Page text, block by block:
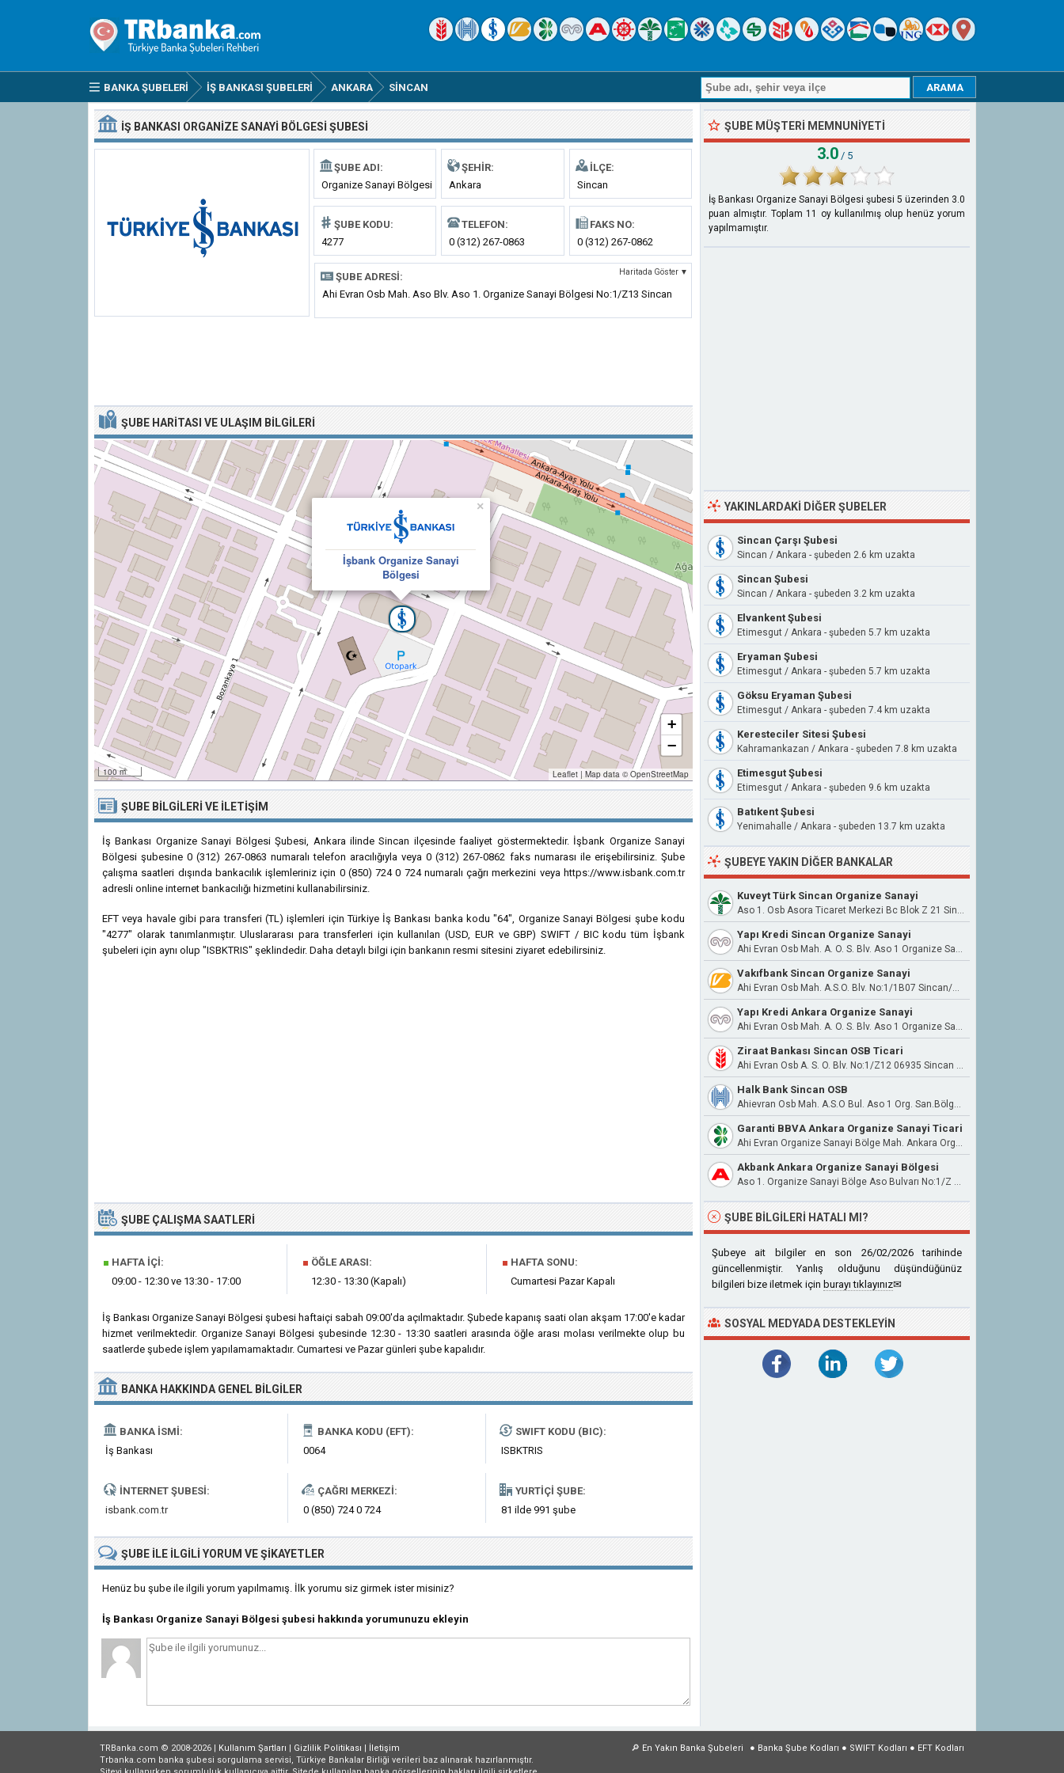
BANKA ŞUBELERI İŞ BANKASI ŞUBELERI ANKARA SINCAN
İŞ BANKASI ORGANIZE SANAYI BÖLGESI ŞUBESI
ŞUBE ADI:
Organize Sanayi Bölgesi
ŞEHIR:
Ankara
İLÇE:
Sincan
ŞUBE KODU:
4277
TELEFON:
0 (312) 267-0863
FAKS NO:
0 (312) 267-0862
ŞUBE ADRESI: Haritada Göster ▼
Ahi Evran Osb Mah. Aso Blv. Aso 1. Organize Sanayi Bölgesi No:1/Z13 Sincan
ŞUBE HARITASI VE ULAŞIM BILGILERI
İşbank Organize Sanayi
Bölgesi
×
100 m
+
−
Leaflet | Map data © OpenStreetMap
ŞUBE BILGILERI VE İLETIŞIM
İş Bankası Organize Sanayi Bölgesi Şubesi, Ankara ilinde Sincan ilçesinde faaliyet göstermektedir. İşbank Organize Sanayi
Bölgesi şubesine 0 (312) 267-0863 numaralı telefon aracılığıyla veya 0 (312) 267-0862 faks numarası ile erişebilirsiniz. Şube
çalışma saatleri dışında bankacılık işlemleriniz için 0 (850) 724 0 724 numaralı çağrı merkezini veya https://www.isbank.com.tr
adresli online internet bankacılığı hizmetini kullanabilirsiniz.
EFT veya havale gibi para transferi (TL) işlemleri için Türkiye İş Bankası banka kodu "64", Organize Sanayi Bölgesi şube kodu
"4277" olarak tanımlanmıştır. Uluslararası para transferleri için kullanılan (USD, EUR ve GBP) SWIFT / BIC kodu tüm İşbank
şubeleri için aynı olup "ISBKTRIS" şeklindedir. Daha detaylı bilgi için bankanın resmi sitesini ziyaret edebilirsiniz.
ŞUBE ÇALIŞMA SAATLERI
■ HAFTA İÇI:
09:00 - 12:30 ve 13:30 - 17:00
■ ÖĞLE ARASI:
12:30 - 13:30 (Kapalı)
■ HAFTA SONU:
Cumartesi Pazar Kapalı
İş Bankası Organize Sanayi Bölgesi şubesi haftaiçi sabah 09:00'da açılmaktadır. Şubede kapanış saati olan akşam 17:00'e kadar
hizmet verilmektedir. Organize Sanayi Bölgesi şubesinde 12:30 - 13:30 saatleri arasında öğle arası molası verilmekte olup bu
saatlerde şubede işlem yapılamamaktadır. Cumartesi ve Pazar günleri şube kapalıdır.
BANKA HAKKINDA GENEL BILGILER
BANKA İSMI:
İş Bankası
BANKA KODU (EFT):
0064
SWIFT KODU (BIC):
ISBKTRIS
İNTERNET ŞUBESI:
isbank.com.tr
ÇAĞRI MERKEZI:
0 (850) 724 0 724
YURTIÇI ŞUBE:
81 ilde 991 şube
ŞUBE ILE İLGILIYORUM VE ŞIKAYETLER
Henüz bu şube ile ilgili yorum yapılmamış. İlk yorumu siz girmek ister misiniz?
İş Bankası Organize Sanayi Bölgesi şubesi hakkında yorumunuzu ekleyin
ŞUBE MÜŞTERI MEMNUNIYETI
3.0 / 5
İş Bankası Organize Sanayi Bölgesi şubesi 5 üzerinden 3.0
puan almıştır. Toplam 11
oy kullanılmış olup henüz yorum
yapılmamıştır.
YAKINLARDAKI DIĞER ŞUBELER
Sincan Çarşı Şubesi
Sincan / Ankara - şubeden 2.6 km uzakta
Sincan Şubesi
Sincan / Ankara - şubeden 3.2 km uzakta
Elvankent Şubesi
Etimesgut / Ankara - şubeden 5.7 km uzakta
Eryaman Şubesi
Etimesgut / Ankara - şubeden 5.7 km uzakta
Göksu Eryaman Şubesi
Etimesgut / Ankara - şubeden 7.4 km uzakta
Keresteciler Sitesi Şubesi
Kahramankazan / Ankara - şubeden 7.8 km uzakta
Etimesgut Şubesi
Etimesgut / Ankara - şubeden 9.6 km uzakta
Batıkent Şubesi
Yenimahalle / Ankara - şubeden 13.7 km uzakta
ŞUBEYE YAKIN DIĞER BANKALAR
Kuveyt Türk Sincan Organize Sanayi
Aso 1. Osb Asora Ticaret Merkezi Bc Blok Z 21 Sincan/Ankara
Yapı Kredi Sincan Organize Sanayi
Ahi Evran Osb Mah. A. O. S. Blv. Aso 1 Organize Sanayi Bölgesi Blok No:1 İç Kapı No:z14 Sincan / Ankara
Vakıfbank Sincan Organize Sanayi
Ahi Evran Osb Mah. A.S.O. Blv. No:1/1B07 Sincan/Ankara
Yapı Kredi Ankara Organize Sanayi
Ahi Evran Osb Mah. A. O. S. Blv. Aso 1 Organize Sanayi Bölgesi Blok No:1 İç Kapı No:1B10 Sincan / Ankara
Ziraat Bankası Sincan OSB Ticari
Ahi Evran Osb A. S. O. Blv. No:1/Z12 06935 Sincan Ankara
Halk Bank Sincan OSB
Ahievran Osb Mah. A.S.O Bul. Aso 1 Org. San.Bölge No:1/1B05 06935 Sincan
Garanti BBVA Ankara Organize Sanayi Ticari
Ahi Evran Organize Sanayi Bölge Mah. Ankara Organize Sanayi Bulvarı No:1/120 Sincan / Ankara
Akbank Ankara Organize Sanayi Bölgesi
Aso 1. Organize Sanayi Bölge Aso Bulvarı No:1/Z 11 Sincan/Ankara
ŞUBE BILGILERI HATALI MI?
Şubeye ait bilgiler en son 26/02/2026 tarihinde
güncellenmiştir. Yanlış olduğunu düşündüğünüz
bilgileri bize iletmek için burayı tıklayınız✉
SOSYAL MEDYADA DESTEKLEYIN
● Banka Şube Kodları ● SWIFT Kodları ● EFT Kodları
🔎 En Yakın Banka Şubeleri
TRBanka.com © 2008-2026 | Kullanım Şartları | Gizlilik Politikası | İletişim
Trbanka.com banka şubesi sorgulama servisi, Türkiye Bankalar Birliği verileri baz alınarak hazırlanmıştır.